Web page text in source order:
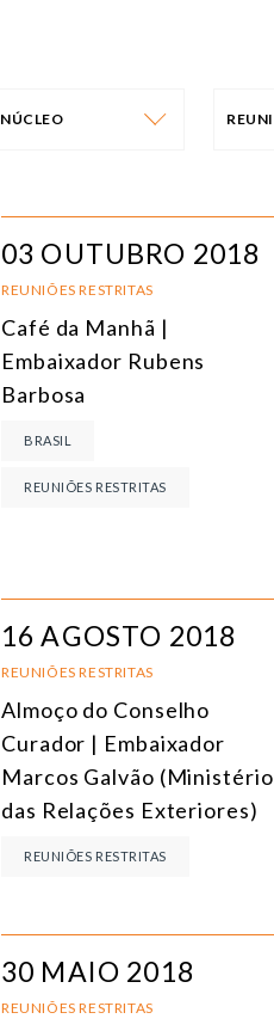
NÚCLEO
AMÉRICA DO SUL
ÁSIA
DEMOCRACIA
ENERGIA
MULTILATERALISMO
TECNOLOGIA E TRANSFORMAÇÃO DIGITAL
03 OUTUBRO 2018
REUNIÕES RESTRITAS
Café da Manhã |
Embaixador Rubens
Barbosa
BRASIL
REUNIÕES RESTRITAS
16 AGOSTO 2018
REUNIÕES RESTRITAS
Almoço do Conselho
Curador | Embaixador
Marcos Galvão (Ministério
das Relações Exteriores)
REUNIÕES RESTRITAS
30 MAIO 2018
REUNIÕES RESTRITAS